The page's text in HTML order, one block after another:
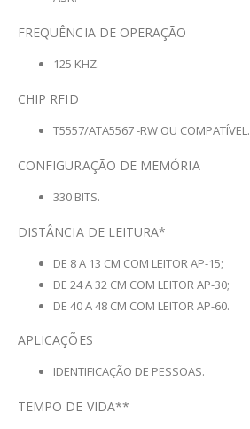
FREQUÊNCIA DE OPERAÇÃO
125 KHZ.
CHIP RFID
T5557/ATA5567 -RW OU COMPATÍVEL.
CONFIGURAÇÃO DE MEMÓRIA
330 BITS.
DISTÂNCIA DE LEITURA*
DE 8 A 13 CM COM LEITOR AP-15;
DE 24 A 32 CM COM LEITOR AP-30;
DE 40 A 48 CM COM LEITOR AP-60.
APLICAÇÕES
IDENTIFICAÇÃO DE PESSOAS.
TEMPO DE VIDA**